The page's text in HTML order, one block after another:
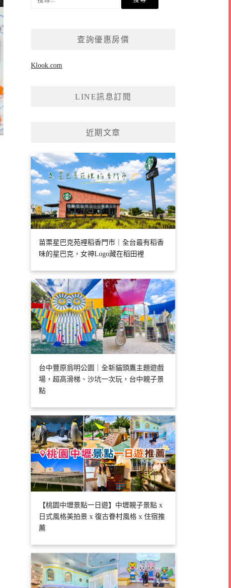
查詢優惠房價
Klook.com
LINE訊息訂閱
近期文章
苗栗星巴克苑裡稻香門市｜全台最有稻香
味的星巴克，女神Logo藏在稻田裡
台中豐原翁明公園｜全新貓頭鷹主題遊戲
場，超高滑梯、沙坑一次玩，台中親子景
點
【桃園中壢景點一日遊】中壢親子景點 x
日式風格美拍景 x 復古眷村風格 x 住宿推
薦